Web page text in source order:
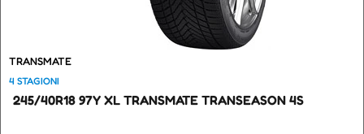
TRANSMATE
4 STAGIONI
245/40R18 97Y XL TRANSMATE TRANSEASON 4S